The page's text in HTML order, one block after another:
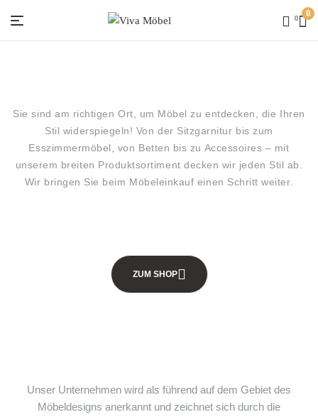
0 0
Sie sind am richtigen Ort, um Möbel zu entdecken, die Ihren
Stil widerspiegeln! Von der Sitzgarnitur bis zum
Esszimmermöbel, von Betten bis zu Accessoires – mit
unserem breiten Produktsortiment decken wir jeden Stil ab.
Wir bringen Sie beim Möbeleinkauf einen Schritt weiter.
ZUM SHOP
Unser Unternehmen wird als führend auf dem Gebiet des
Möbeldesigns anerkannt und zeichnet sich durch die